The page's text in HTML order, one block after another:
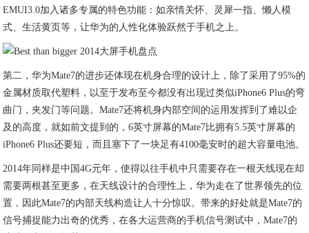
EMUI3.0加入诸多专属的特色功能：如亲情关怀、灵犀一指、懒人模
式、生活黄页等，让华为的人性化体验跃然于手机之上。
第二，华为Mate7的进步还体现在机身合理的设计上，除了采用了95%的
金属材质取代塑料，以至于发布至今都没有出现过类似iPhone6 Plus的弯
曲门，夹发门等问题。Mate7还将机身内部空间的运用发挥到了难以企
及的高度，就如前文提到的，6英寸屏幕的Mate7比拥有5.5英寸屏幕的
iPhone6 Plus还要短，而且塞下了一块足有4100毫安时的超大容量电池。
2014年同样是中国4G元年，使得以往手机中只需要存在一根天线现在却
需要两根甚至更多，在天线设计的合理性上，华为走在了世界领先的位
置，因此Mate7的内部天线构造让人十分惊叹。带来的好处就是Mate7的
信号捕捉能力出奇的优秀，在各大运营商的手机信号测试中，Mate7的